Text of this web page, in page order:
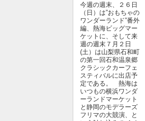
今週の週末、２６日
（日）は”おもちゃの
ワンダーランド”番外
編、熱海ビッグマー
ケットに、そして来
週の週末７月２日
(土）は山梨県石和町
の第一回石和温泉郷
クラシックカーフェ
スティバルに出店予
定である。 熱海は
いつもの横浜ワンダ
ーランドマーケット
と静岡のモデラーズ
フリマの大競演、と